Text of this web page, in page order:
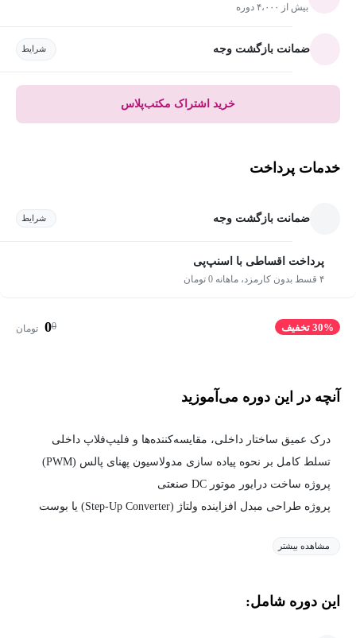
بیش از ۴،۰۰۰ دوره
ضمانت بازگشت وجه شرایط
خرید اشتراک مکتب‌پلاس
خدمات پرداخت
ضمانت بازگشت وجه شرایط
پرداخت اقساطی با اسنپ‌پی
۴ قسط بدون کارمزد، ماهانه 0 تومان
30% تخفیف 0
0 تومان
آنچه در این دوره می‌آموزید
درک عمیق ساختار داخلی، مقایسه‌کننده‌ها و فلیپ‌فلاپ داخلی
تسلط کامل بر نحوه پیاده سازی مدولاسیون پهنای پالس (PWM)
پروژه ساخت درایور موتور DC صنعتی
پروژه طراحی مبدل افزاینده ولتاژ (Step-Up Converter) یا بوست
مشاهده بیشتر
این دوره شامل: